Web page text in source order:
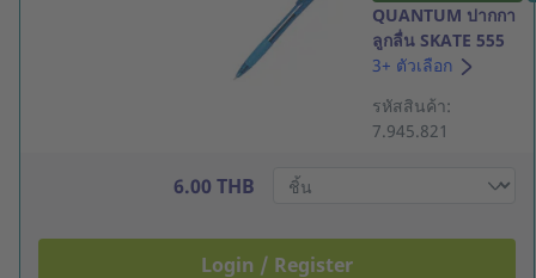
QUANTUM ปากกา
ลูกลื่น SKATE 555
ด้ามกด 0.5มม.
3+ ตัวเลือก
รหัสสินค้า:
7.945.821
6.00 THB
Login / Register